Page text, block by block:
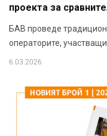
проекта за
БАВ проведе
операторите,
6.03.2026